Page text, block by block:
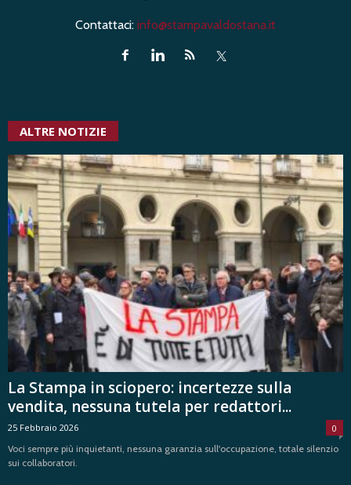
Contattaci: info@stampavaldostana.it
ALTRE NOTIZIE
La Stampa in sciopero: incertezze sulla
vendita, nessuna tutela per redattori...
25 Febbraio 2026
0
Voci sempre più inquietanti, nessuna garanzia sull'occupazione, totale silenzio
sui collaboratori.